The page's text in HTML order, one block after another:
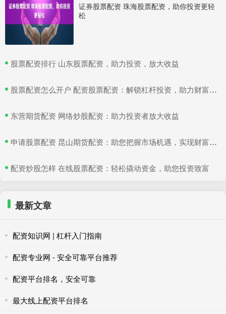
证券股票配资 珠海股票配资，助你投资更轻
松
​股票配资排行 山东股票配资，助力投资，放大收益
​股票配资怎么开户 配资股票配资：解锁杠杆投资，助力财富增值
​东营期货配资 网络炒股配资：助力投资者放大收益
​申请股票配资 昆山期货配资：助您把握市场机遇，实现财富梦想
​配资炒股怎样 在线股票配资：轻松撬动资金，助您投资致富
最新文章
配资知识网 | 杠杆入门指南
配资专业网 - 安全可靠平台推荐
配资平台排名，安全可靠
最大线上配资平台排名